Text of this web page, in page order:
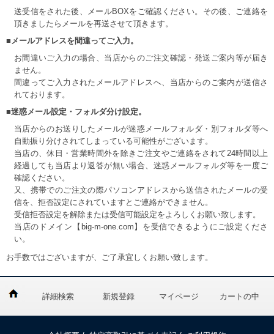
送受信をされた後、メールBOXをご確認ください。その後、ご連絡を
頂きましたらメールを再送させて頂きます。
■メールアドレスを間違ってご入力。
お間違いご入力の場合、当店からのご注文確認・発送ご案内等が届き
ません。
間違ってご入力されたメールアドレスへ、当店からのご案内が送信さ
れております。
■迷惑メール設定・フォルダ分け設定。
当店からのお送りしたメールが迷惑メールフォルダ・別フォルダ等へ
自動振り分けされてしまっている可能性がございます。
当店の、休日・営業時間外を除きご注文やご連絡をされて24時間以上
経過しても当店より返答が無い場合、迷惑メールフォルダ等を一度ご
確認ください。
又、携帯でのご注文の際パソコンアドレスから送信されたメールの受
信を、拒否設定にされていますとご連絡ができません。
受信拒否設定を解除または受信可能設定をよろしくお願い致します。
当店のドメイン【big-m-one.com】を受信できるようにご設定くださ
い。
お手数ではございますが、ご了承宜しくお願い致します。
詳細検索 新規登録 マイページ カートの中